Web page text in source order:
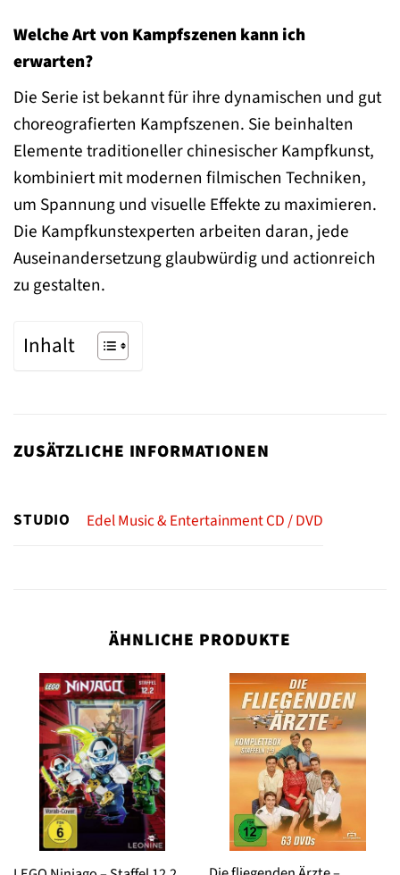
Welche Art von Kampfszenen kann ich
erwarten?
Die Serie ist bekannt für ihre dynamischen und gut
choreografierten Kampfszenen. Sie beinhalten
Elemente traditioneller chinesischer Kampfkunst,
kombiniert mit modernen filmischen Techniken,
um Spannung und visuelle Effekte zu maximieren.
Die Kampfkunstexperten arbeiten daran, jede
Auseinandersetzung glaubwürdig und actionreich
zu gestalten.
Inhalt
ZUSÄTZLICHE INFORMATIONEN
STUDIO Edel Music & Entertainment CD / DVD
ÄHNLICHE PRODUKTE